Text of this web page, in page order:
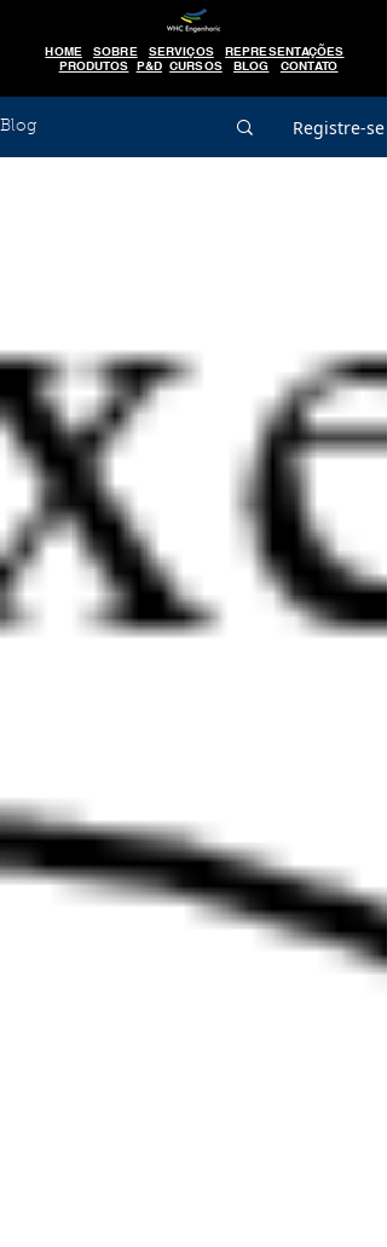
HOME SOBRE SERVIÇOS
REPRESENTAÇÕES
PRODUTOS P&D CURSOS BLOG CONTATO
Blog Registre-se